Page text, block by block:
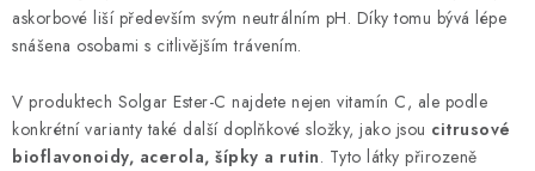
askorbové liší především svým neutrálním pH. Díky tomu bývá lépe
snášena osobami s citlivějším trávením.
V produktech Solgar Ester-C najdete nejen vitamín C, ale podle
konkrétní varianty také další doplňkové složky, jako jsou citrusové
bioflavonoidy, acerola, šípky a rutin. Tyto látky přirozeně